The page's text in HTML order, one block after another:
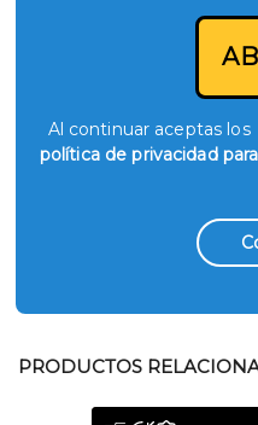
Al continuar aceptas los
política de privacidad
PRODUCTOS